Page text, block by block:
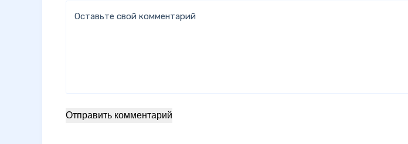
Оставьте свой комментарий
Отправить комментарий